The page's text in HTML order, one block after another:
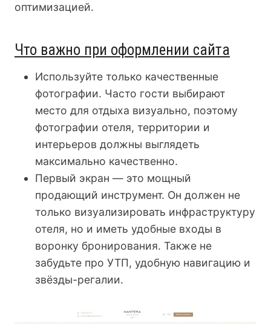
оптимизацией.
Что важно при оформлении сайта
Используйте только качественные
фотографии. Часто гости выбирают
место для отдыха визуально, поэтому
фотографии отеля, территории и
интерьеров должны выглядеть
максимально качественно.
Первый экран — это мощный
продающий инструмент. Он должен не
только визуализировать инфраструктуру
отеля, но и иметь удобные входы в
воронку бронирования. Также не
забудьте про УТП, удобную навигацию и
звёзды-регалии.